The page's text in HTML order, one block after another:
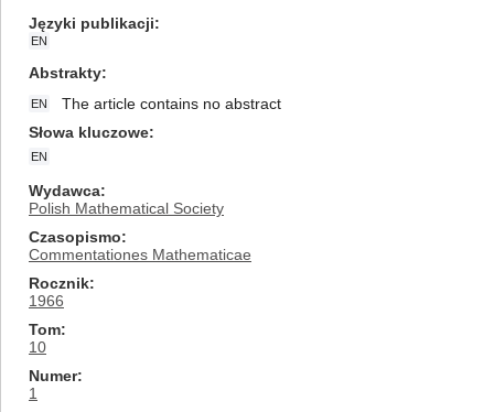
Języki publikacji
EN
Abstrakty
EN
The article contains no abstract
Słowa kluczowe
EN
Wydawca
Polish Mathematical Society
Czasopismo
Commentationes Mathematicae
Rocznik
1966
Tom
10
Numer
1